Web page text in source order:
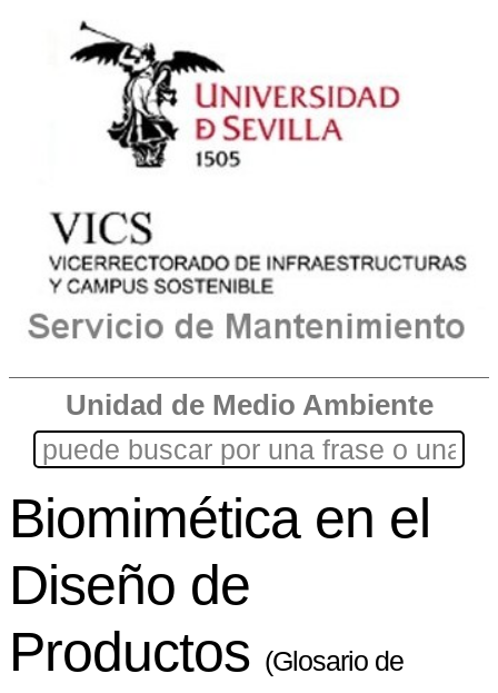
Unidad de Medio Ambiente
Biomimética en el
Diseño de
Productos (Glosario de